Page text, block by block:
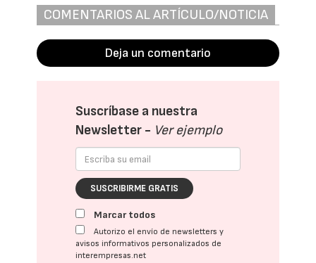
COMENTARIOS AL ARTÍCULO/NOTICIA
Deja un comentario
Suscríbase a nuestra
Newsletter - Ver ejemplo
SUSCRIBIRME GRATIS
Marcar todos
Autorizo el envío de newsletters y
avisos informativos personalizados de
interempresas.net